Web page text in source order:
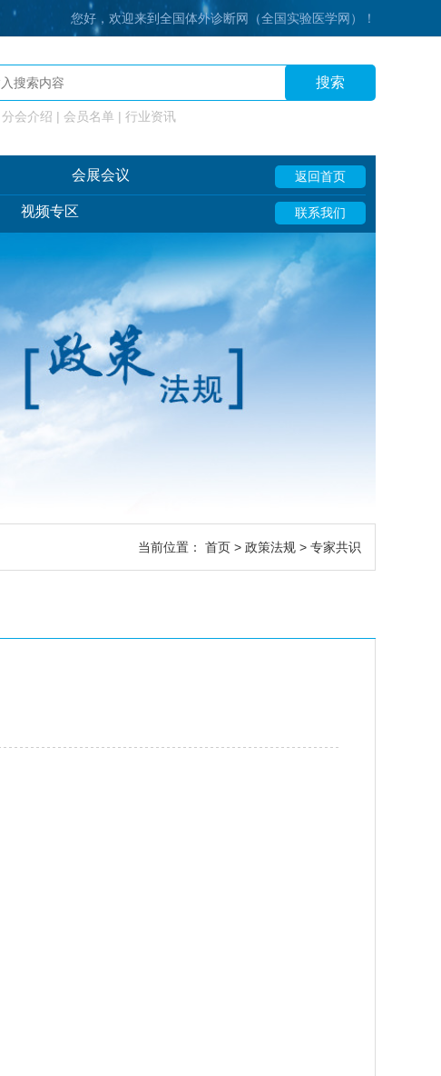
您好，欢迎来到全国体外诊断网（全国实验医学网）！
搜索
分会介绍 | 会员名单 | 行业资讯
会展会议 返回首页
视频专区 联系我们
当前位置： 首页 > 政策法规 > 专家共识